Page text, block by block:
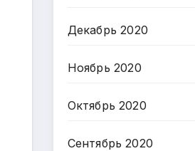
Декабрь 2020
Ноябрь 2020
Октябрь 2020
Сентябрь 2020